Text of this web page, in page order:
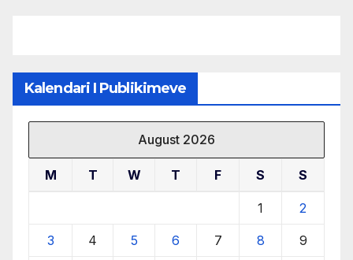
Kalendari I Publikimeve
August 2026
M T W T F S S
1 2
3 4 5 6 7 8 9